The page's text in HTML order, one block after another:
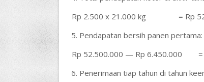
Rp 2.500 x 21.000 kg = Rp
Pendapatan bersih panen pertama:
Rp 52.500.000 — Rp 6.450.000
Penerimaan tiap tahun di tahun